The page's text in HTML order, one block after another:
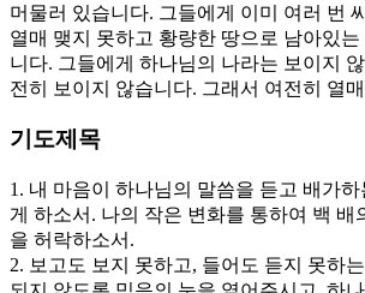
머물러 있습니다. 그들에게 이미 여러 번
열매 맺지 못하고 황량한 땅으로 남아있
니다. 그들에게 하나님의 나라는 보이지
전히 보이지 않습니다. 그래서 여전히 열
기도제목
1. 내 마음이 하나님의 말씀을 듣고 배가하
게 하소서. 나의 작은 변화를 통하여 백 배
을 허락하소서.
2. 보고도 보지 못하고, 들어도 듣지 못하